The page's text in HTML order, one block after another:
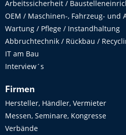
Arbeitssicherheit /
OEM / Maschinen-, Fahrzeug- und
Wartung / Pflege / Instandhaltung
Abbruchtechnik / Rückbau /
IT am Bau
Interview´s
Firmen
Hersteller, Händler, Vermieter
Messen, Seminare, Kongresse
Verbände